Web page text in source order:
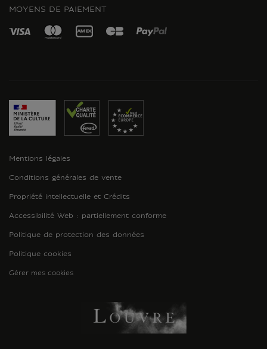
MOYENS DE PAIEMENT
Mentions légales
Conditions générales de vente
Propriété intellectuelle et Crédits
Accessibilité Web : partiellement conforme
Politique de protection des données
Politique cookies
Gérer mes cookies